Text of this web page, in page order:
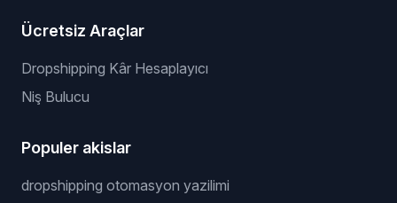
Ücretsiz Araçlar
Dropshipping Kâr Hesaplayıcı
Niş Bulucu
Populer akislar
dropshipping otomasyon yazilimi